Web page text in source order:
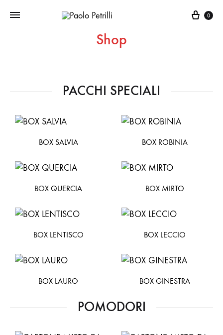
0
Shop
PACCHI SPECIALI
BOX SALVIA BOX ROBINIA
BOX QUERCIA BOX MIRTO
BOX LENTISCO BOX LECCIO
BOX LAURO BOX GINESTRA
POMODORI